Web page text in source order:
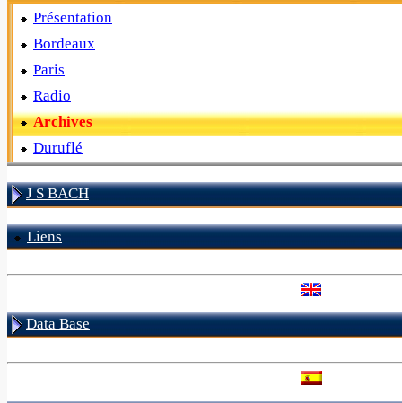
Présentation
Bordeaux
Paris
Radio
Archives
Duruflé
J S BACH
Liens
Data Base